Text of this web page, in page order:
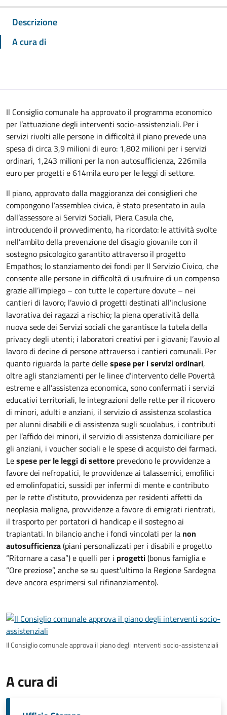
Descrizione
A cura di
Il Consiglio comunale ha approvato il programma economico
per l’attuazione degli interventi socio-assistenziali. Per i
servizi rivolti alle persone in difficoltà il piano prevede una
spesa di circa 3,9 milioni di euro: 1,802 milioni per i servizi
ordinari, 1,243 milioni per la non autosufficienza, 226mila
euro per progetti e 614mila euro per le leggi di settore.
Il piano, approvato dalla maggioranza dei consiglieri che
compongono l’assemblea civica, è stato presentato in aula
dall’assessore ai Servizi Sociali, Piera Casula che,
introducendo il provvedimento, ha ricordato: le attività svolte
nell’ambito della prevenzione del disagio giovanile con il
sostegno psicologico garantito attraverso il progetto
Empathos; lo stanziamento dei fondi per Il Servizio Civico, che
consente alle persone in difficoltà di usufruire di un compenso
grazie all’impiego – con tutte le coperture dovute – nei
cantieri di lavoro; l’avvio di progetti destinati all’inclusione
lavorativa dei ragazzi a rischio; la piena operatività della
nuova sede dei Servizi sociali che garantisce la tutela della
privacy degli utenti; i laboratori creativi per i giovani; l’avvio al
lavoro di decine di persone attraverso i cantieri comunali. Per
quanto riguarda la parte dellespese per i servizi ordinari,
oltre agli stanziamenti per le linee d’intervento delle Povertà
estreme e all’assistenza economica, sono confermati i servizi
educativi territoriali, le integrazioni delle rette per il ricovero
di minori, adulti e anziani, il servizio di assistenza scolastica
per alunni disabili e di assistenza sugli scuolabus, i contributi
per l’affido dei minori, il servizio di assistenza domiciliare per
gli anziani, i voucher sociali e le spese di acquisto dei farmaci.
Lespese per le leggi di settore prevedono le provvidenze a
favore dei nefropatici, le provvidenze ai talassemici, emofilici
ed emolinfopatici, sussidi per infermi di mente e contributo
per le rette d’istituto, provvidenza per residenti affetti da
neoplasia maligna, provvidenze a favore di emigrati rientrati,
il trasporto per portatori di handicap e il sostegno ai
trapiantati. In bilancio anche i fondi vincolati per la non
autosufficienza(piani personalizzati per i disabili e progetto
“Ritornare a casa”) e quelli per i progetti(bonus famiglia e
“Ore preziose”, anche se su quest’ultimo la Regione Sardegna
deve ancora esprimersi sul rifinanziamento).
Il Consiglio comunale approva il piano degli interventi socio-assistenziali
A cura di